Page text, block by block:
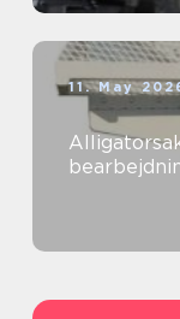
11. May
Alligatorsaks effektiv og